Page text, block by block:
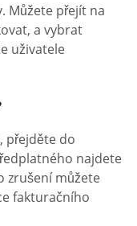
Můžete přejít na
a vybrat
uživatele
přejděte do
najdete
zrušení můžete
fakturačního